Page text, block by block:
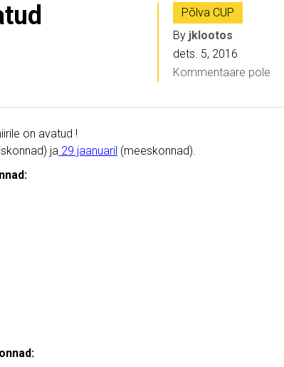
Põlva CUP
By jklootos
dets. 5, 2016
Kommentaare pole
on avatud !
ja 29.jaanuaril (meeskonnad).